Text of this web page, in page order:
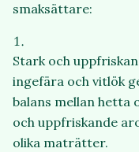
smaksättare:
Stark och
ingefära och vitlök
balans mellan hetta
och uppfriskande
olika maträtter.